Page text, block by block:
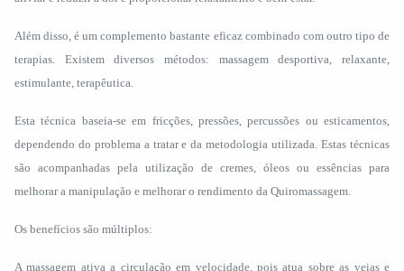
Além disso, é um complemento bastante eficaz combinado com outro tipo de
terapias. Existem diversos métodos: massagem desportiva, relaxante,
estimulante, terapêutica.
Esta técnica baseia-se em fricções, pressões, percussões ou esticamentos,
dependendo do problema a tratar e da metodologia utilizada. Estas técnicas
são acompanhadas pela utilização de cremes, óleos ou essências para
melhorar a manipulação e melhorar o rendimento da Quiromassagem.
Os benefícios são múltiplos:
A massagem ativa a circulação em velocidade, pois atua sobre as veias e